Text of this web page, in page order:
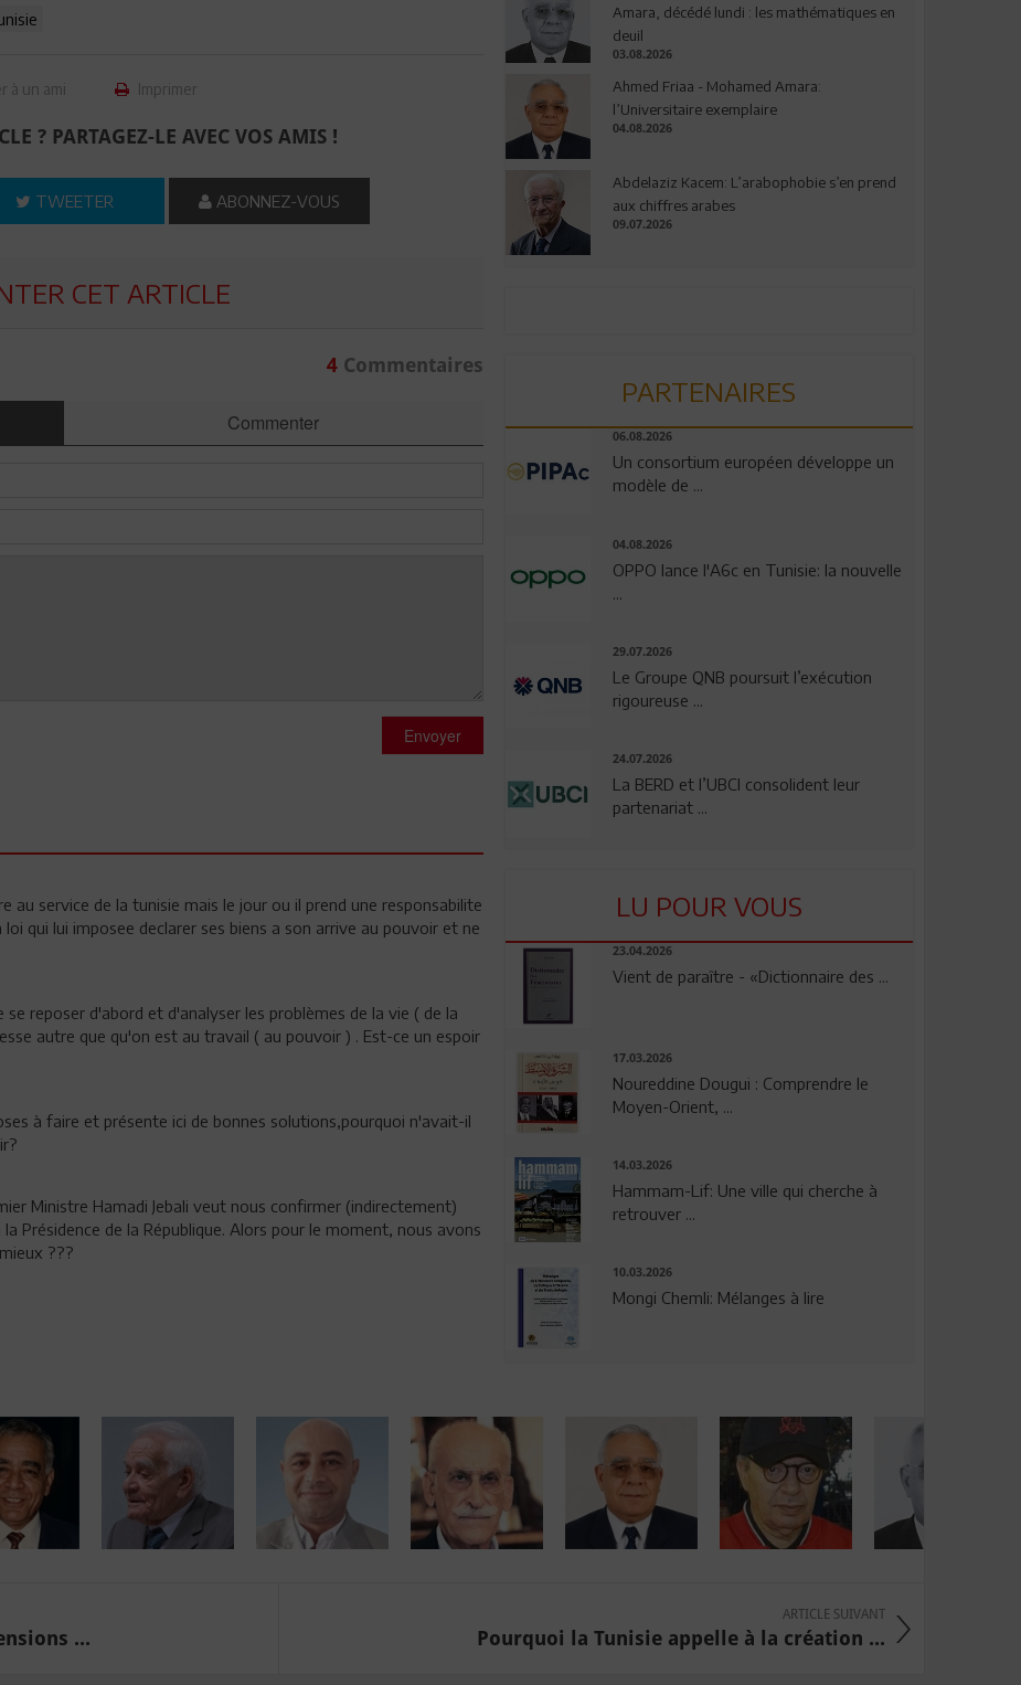
à un ami Imprimer
? PARTAGEZ-LE AVEC VOS AMIS !
TWEETER ABONNEZ-VOUS
CET ARTICLE
4Commentaires
Commenter
Envoyer
service de la tunisie mais le jour ou il prend une responsabilite
qui lui imposee declarer ses biens a son arrive au pouvoir et ne
se reposer d'abord et d'analyser les problèmes de la vie ( de la
autre que qu'on est au travail ( au pouvoir ) . Est-ce un espoir
à faire et présente ici de bonnes solutions,pourquoi n'avait-il
Ministre Hamadi Jebali veut nous confirmer (indirectement)
Présidence de la République. Alors pour le moment, nous avons
???
Amara, décédé lundi : les mathématiques en
deuil
03.08.2026
Ahmed Friaa - Mohamed Amara:
l’Universitaire exemplaire
04.08.2026
Abdelaziz Kacem: L’arabophobie s’en prend
aux chiffres arabes
09.07.2026
PARTENAIRES
06.08.2026
Un consortium européen développe un
modèle de ...
04.08.2026
OPPO lance l'A6c en Tunisie: la nouvelle
29.07.2026
Le Groupe QNB poursuit l’exécution
rigoureuse ...
24.07.2026
La BERD et l’UBCI consolident leur
partenariat ...
LU POUR VOUS
23.04.2026
Vient de paraître - «Dictionnaire des ...
17.03.2026
Noureddine Dougui : Comprendre le
Moyen-Orient, ...
14.03.2026
Hammam-Lif: Une ville qui cherche à
retrouver ...
10.03.2026
Mongi Chemli: Mélanges à lire
...
ARTICLE SUIVANT
Pourquoi la Tunisie appelle à la création ...